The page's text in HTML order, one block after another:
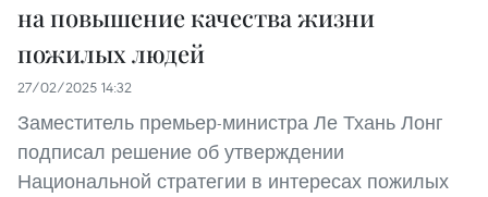
на повышение качества жизни
пожилых людей
27/02/2025 14:32
Заместитель премьер-министра Ле Тхань Лонг
подписал решение об утверждении
Национальной стратегии в интересах пожилых